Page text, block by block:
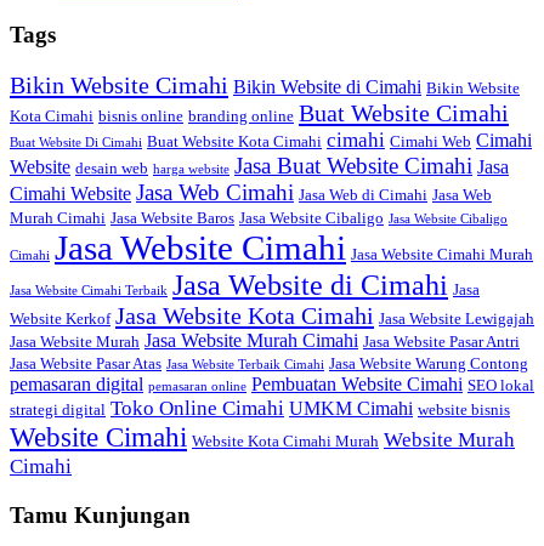
Tags
Bikin Website Cimahi Bikin Website di Cimahi Bikin Website
Kota Cimahi bisnis online branding online Buat Website Cimahi
Buat Website Di Cimahi Buat Website Kota Cimahi cimahi Cimahi Web Cimahi
Website desain web harga website Jasa Buat Website Cimahi Jasa
Cimahi Website Jasa Web Cimahi Jasa Web di Cimahi Jasa Web
Murah Cimahi Jasa Website Baros Jasa Website Cibaligo Jasa Website Cibaligo
Cimahi Jasa Website Cimahi Jasa Website Cimahi Murah
Jasa Website Cimahi Terbaik Jasa Website di Cimahi Jasa
Website Kerkof Jasa Website Kota Cimahi Jasa Website Lewigajah
Jasa Website Murah Jasa Website Murah Cimahi Jasa Website Pasar Antri
Jasa Website Pasar Atas Jasa Website Terbaik Cimahi Jasa Website Warung Contong
pemasaran digital pemasaran online Pembuatan Website Cimahi SEO lokal
strategi digital Toko Online Cimahi UMKM Cimahi website bisnis
Website Cimahi Website Kota Cimahi Murah Website Murah
Cimahi
Tamu Kunjungan